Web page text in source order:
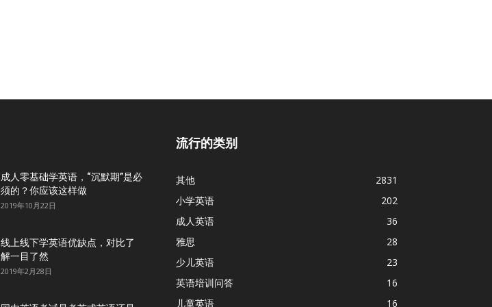
成人零基础学英语，“沉默期”是必
须的？你应该这样做
2019年10月22日
线上线下学英语优缺点，对比了
解一目了然
2019年2月28日
流行的类别
其他
2831
小学英语
202
成人英语
36
雅思
28
少儿英语
23
英语培训问答
16
儿童英语
16